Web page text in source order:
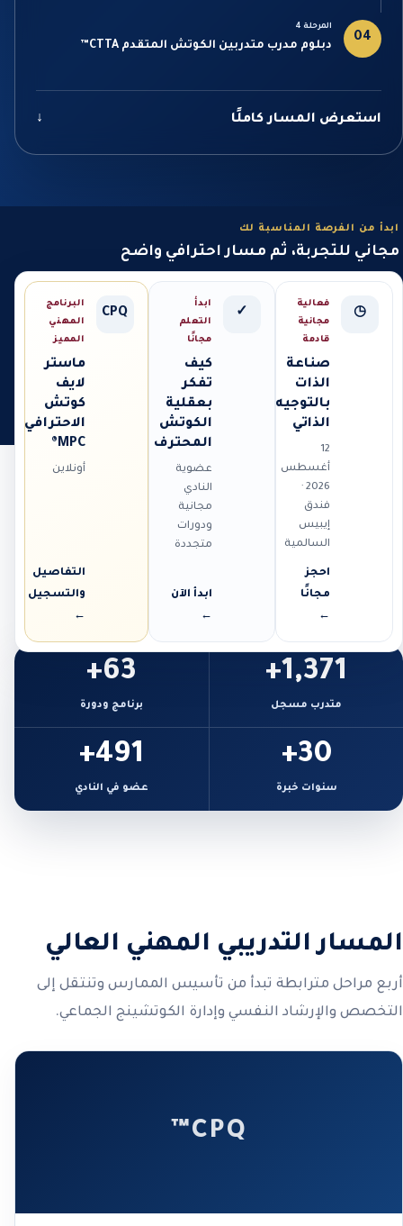
04
المرحلة 4
دبلوم مدرب متدربين الكوتش المتقدم CTTA™
استعرض المسار كاملًا ↓
ابدأ من الفرصة المناسبة لك
مجاني للتجربة، ثم مسار احترافي واضح
◷
فعالية
مجانية
قادمة
صناعة
الذات
بالتوجيه
الذاتي
12
أغسطس
2026 ·
فندق
إيبيس
السالمية
احجز
مجانًا
←
✓
ابدأ
التعلم
مجانًا
كيف
تفكر
بعقلية
الكوتش
المحترف
عضوية
النادي
مجانية
ودورات
متجددة
ابدأ الآن
←
CPQ
البرنامج
المهني
المميز
ماستر
لايف
كوتش
الاحترافي
MPC®
أونلاين
التفاصيل
والتسجيل
←
1,371+
متدرب مسجل
63+
برنامج ودورة
30+
سنوات خبرة
491+
عضو في النادي
المسار التدريبي المهني العالي
أربع مراحل مترابطة تبدأ من تأسيس الممارس وتنتقل إلى
التخصص والإرشاد النفسي وإدارة الكوتشينج الجماعي.
CPQ™